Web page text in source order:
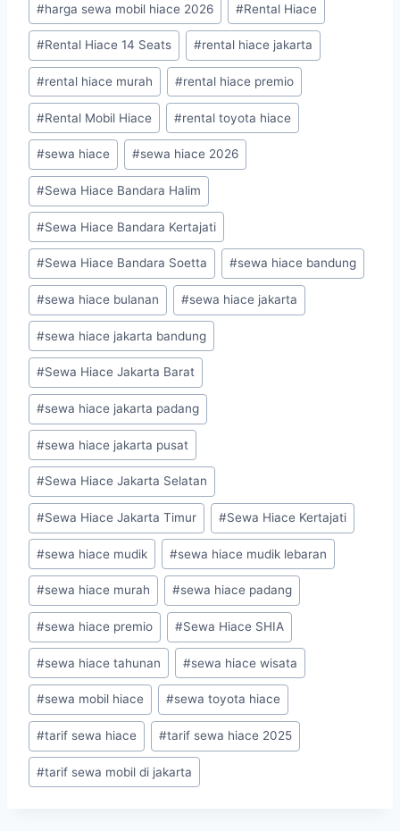
#harga sewa mobil hiace 2026 #Rental Hiace
#Rental Hiace 14 Seats #rental hiace jakarta
#rental hiace murah #rental hiace premio
#Rental Mobil Hiace #rental toyota hiace
#sewa hiace #sewa hiace 2026
#Sewa Hiace Bandara Halim
#Sewa Hiace Bandara Kertajati
#Sewa Hiace Bandara Soetta #sewa hiace bandung
#sewa hiace bulanan #sewa hiace jakarta
#sewa hiace jakarta bandung
#Sewa Hiace Jakarta Barat
#sewa hiace jakarta padang
#sewa hiace jakarta pusat
#Sewa Hiace Jakarta Selatan
#Sewa Hiace Jakarta Timur #Sewa Hiace Kertajati
#sewa hiace mudik #sewa hiace mudik lebaran
#sewa hiace murah #sewa hiace padang
#sewa hiace premio #Sewa Hiace SHIA
#sewa hiace tahunan #sewa hiace wisata
#sewa mobil hiace #sewa toyota hiace
#tarif sewa hiace #tarif sewa hiace 2025
#tarif sewa mobil di jakarta